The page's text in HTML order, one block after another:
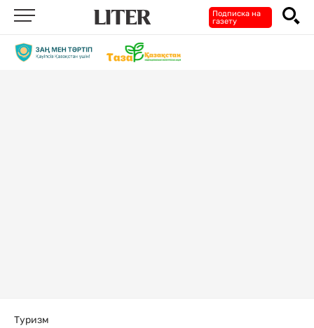
Подписка на
газету
Туризм